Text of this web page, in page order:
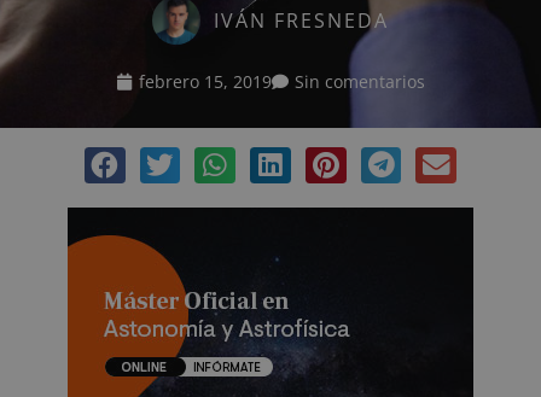
IVÁN FRESNEDA
febrero 15, 2019 Sin comentarios